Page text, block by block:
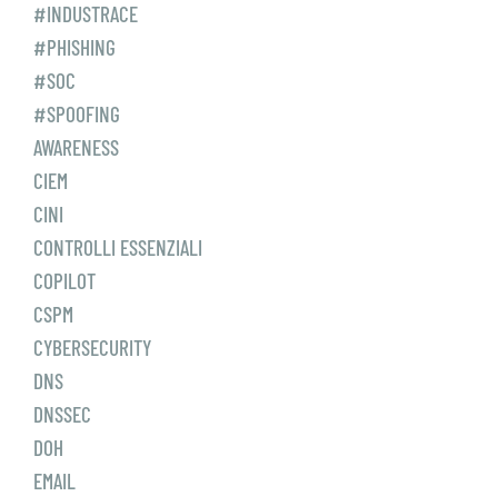
#INDUSTRACE
#PHISHING
#SOC
#SPOOFING
AWARENESS
CIEM
CINI
CONTROLLI ESSENZIALI
COPILOT
CSPM
CYBERSECURITY
DNS
DNSSEC
DOH
EMAIL